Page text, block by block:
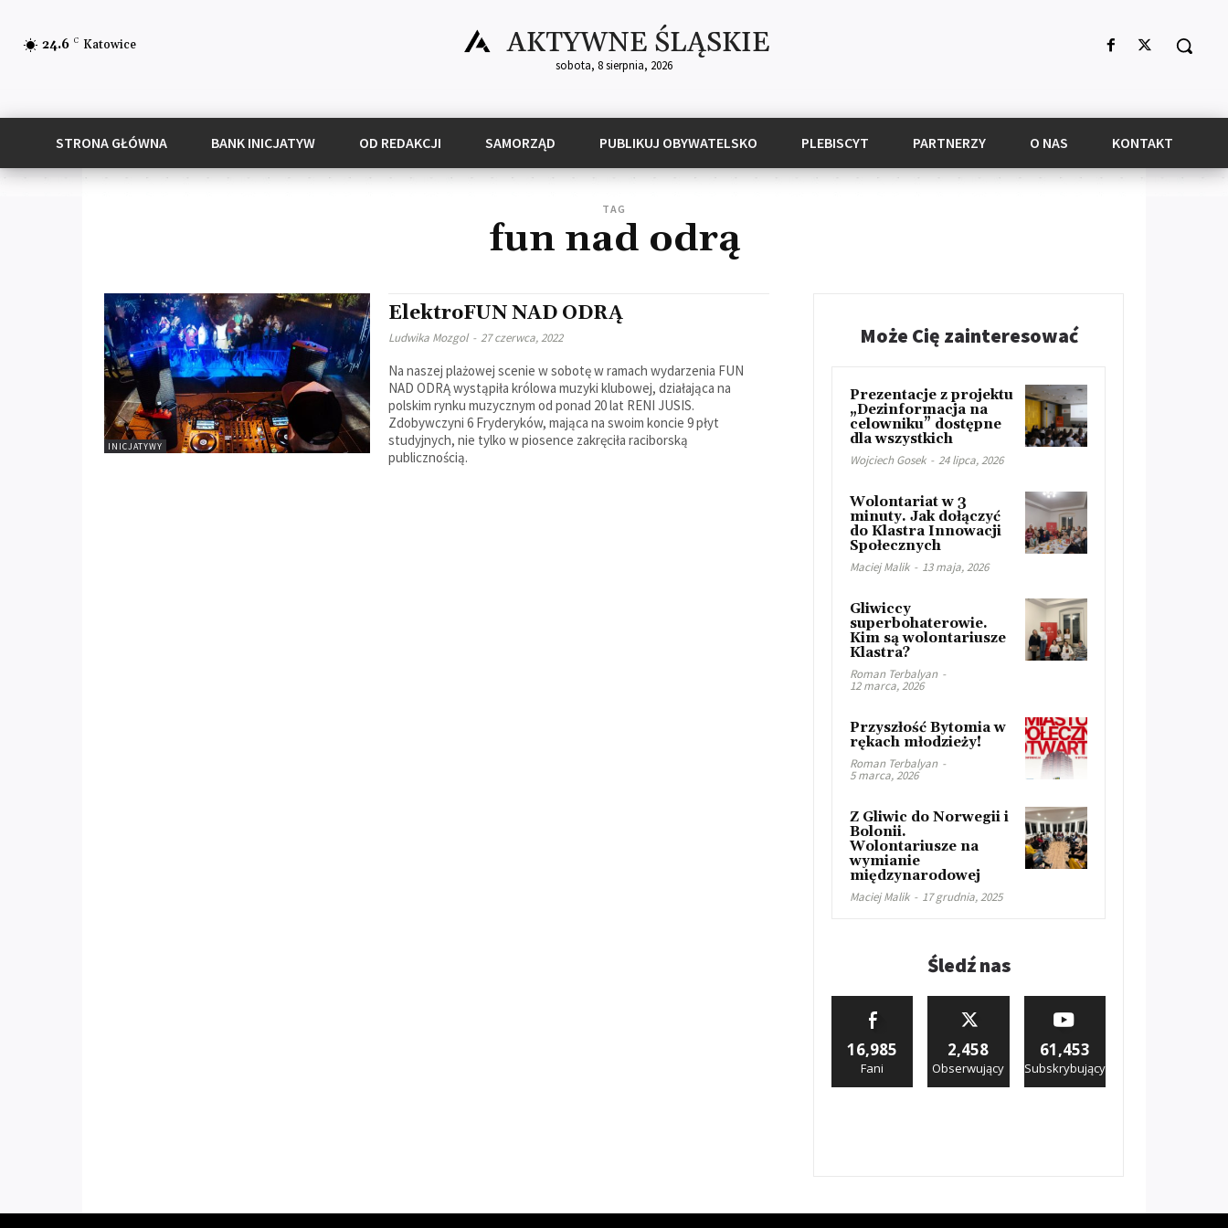
24.6 C Katowice AKTYWNE ŚLĄSKIE
sobota, 8 sierpnia, 2026
STRONA GŁÓWNA BANK INICJATYW OD REDAKCJI SAMORZĄD PUBLIKUJ OBYWATELSKO PLEBISCYT PARTNERZY O NAS KONTAKT
TAG
fun nad odrą
INICJATYWY
ElektroFUN NAD ODRĄ
Ludwika Mozgol - 27 czerwca, 2022
Na naszej plażowej scenie w sobotę w ramach wydarzenia FUN
NAD ODRĄ wystąpiła królowa muzyki klubowej, działająca na
polskim rynku muzycznym od ponad 20 lat RENI JUSIS.
Zdobywczyni 6 Fryderyków, mająca na swoim koncie 9 płyt
studyjnych, nie tylko w piosence zakręciła raciborską
publicznością.
Może Cię zainteresować
Prezentacje z projektu
„Dezinformacja na
celowniku” dostępne
dla wszystkich
Wojciech Gosek - 24 lipca, 2026
Wolontariat w 3
minuty. Jak dołączyć
do Klastra Innowacji
Społecznych
Maciej Malik - 13 maja, 2026
Gliwiccy
superbohaterowie.
Kim są wolontariusze
Klastra?
Roman Terbalyan -
12 marca, 2026
Przyszłość Bytomia w
rękach młodzieży!
Roman Terbalyan -
5 marca, 2026
Z Gliwic do Norwegii i
Bolonii.
Wolontariusze na
wymianie
międzynarodowej
Maciej Malik - 17 grudnia, 2025
Śledź nas
16,985
Fani
2,458
Obserwujący
61,453
Subskrybujący